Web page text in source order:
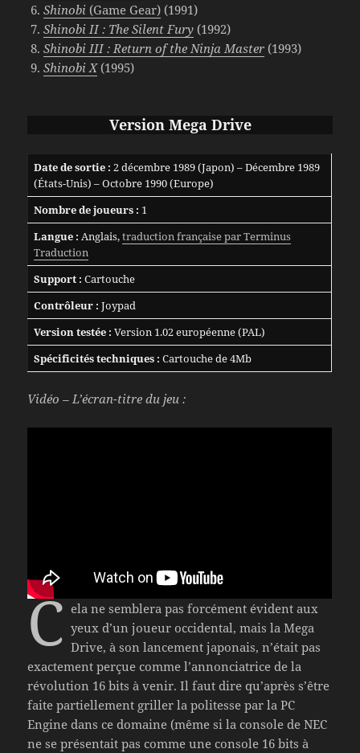
Shinobi (Game Gear) (1991)
Shinobi II : The Silent Fury (1992)
Shinobi III : Return of the Ninja Master (1993)
Shinobi X(1995)
Version Mega Drive
Date de sortie : 2 décembre 1989 (Japon) – Décembre 1989
(États-Unis) – Octobre 1990 (Europe)
Nombre de joueurs : 1
Langue : Anglais,traduction française par Terminus
Traduction
Support : Cartouche
Contrôleur : Joypad
Version testée : Version 1.02 européenne (PAL)
Spécificités techniques : Cartouche de 4Mb
Vidéo – L’écran-titre du jeu :
C ela ne semblera pas forcément évident aux
yeux d’un joueur occidental, mais la Mega
Drive, à son lancement japonais, n’était pas
exactement perçue comme l’annonciatrice de la
révolution 16 bits à venir. Il faut dire qu’après s’être
faite partiellement griller la politesse par la PC
Engine dans ce domaine (même si la console de NEC
ne se présentait pas comme une console 16 bits à